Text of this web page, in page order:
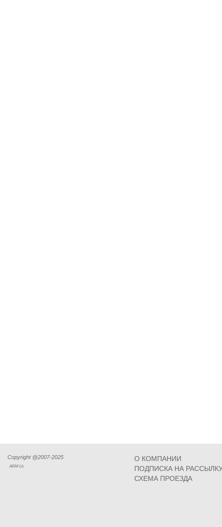
Copyright @2007-2025
ARM Llc
О КОМПАНИИ
ПОДПИСКА НА
СХЕМА ПРОЕЗДА